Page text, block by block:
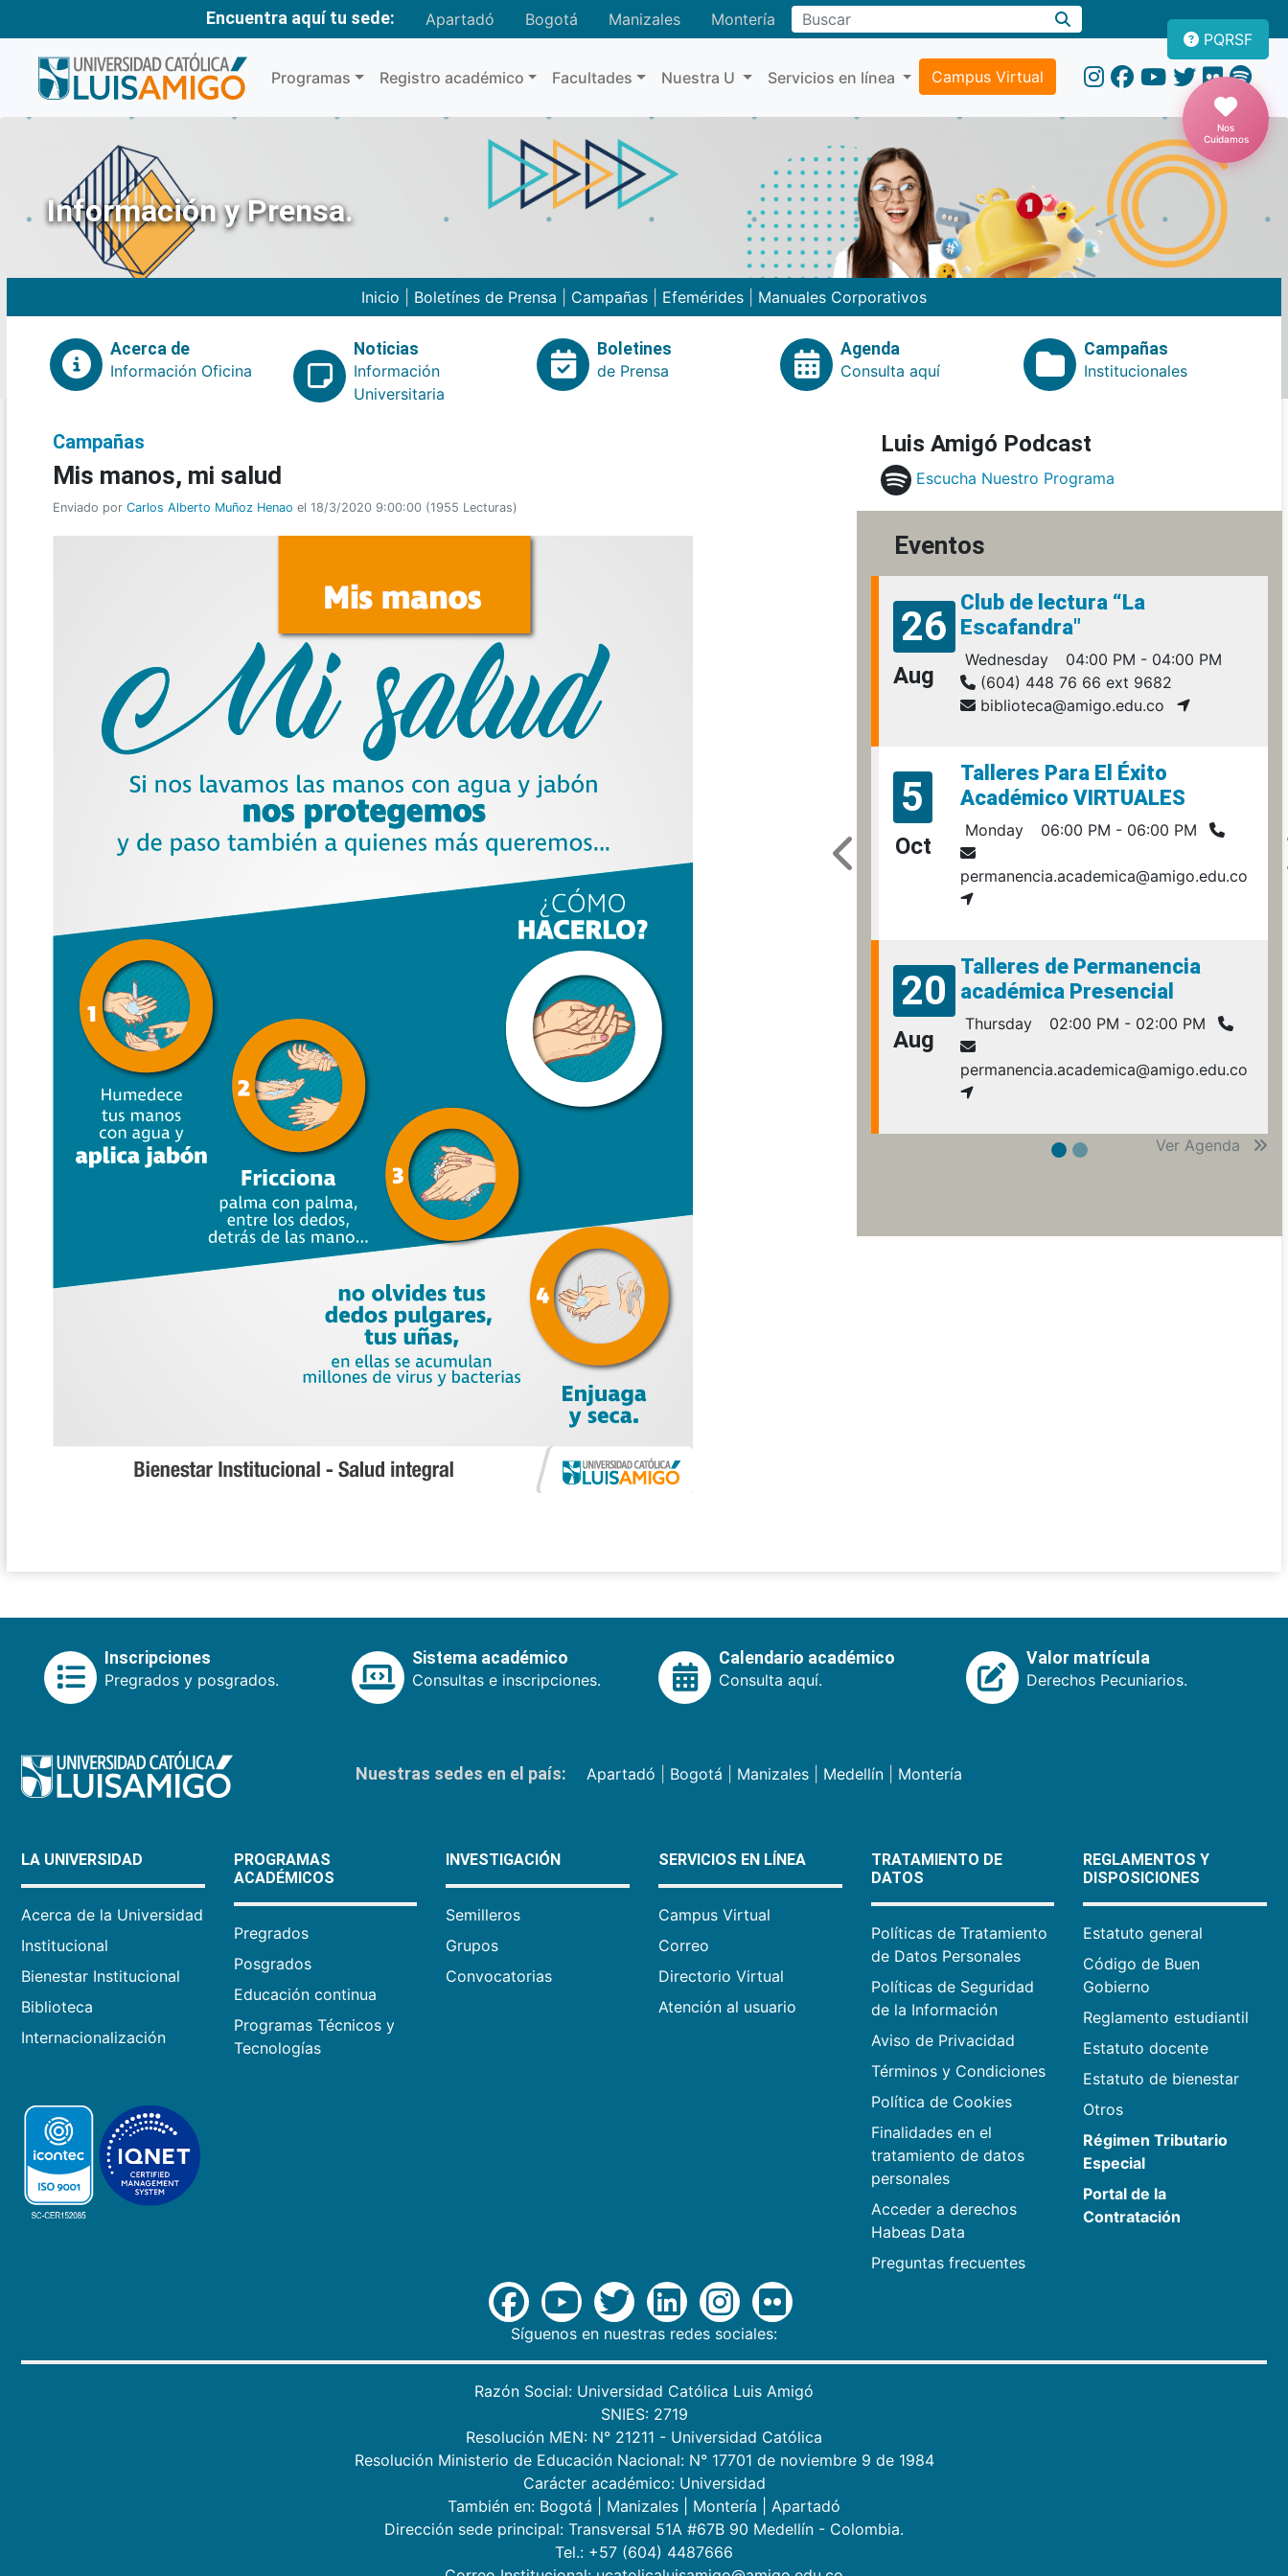
Encuentra aquí tu sede: Apartadó Bogotá Manizales MonteríaBuscar
Programas Registro académico Facultades Nuestra U Servicios en línea Campus Virtual
PQRSF
Nos
Cuidamos
Información y Prensa.
Inicio Boletínes de Prensa Campañas Efemérides Manuales Corporativos
Acerca de
Información Oficina
Noticias
Información
Universitaria
Boletines
de Prensa
Agenda
Consulta aquí
Campañas
Institucionales
Campañas
Mis manos, mi salud
Enviado por Carlos Alberto Muñoz Henao el 18/3/2020 9:00:00 (1955 Lecturas)
Luis Amigó Podcast
Escucha Nuestro Programa
Eventos
26
Aug
Club de lectura “La
Escafandra"
Wednesday
04:00 PM - 04:00 PM
(604) 448 76 66 ext 9682
biblioteca@amigo.edu.co
5
Oct
Talleres Para El Éxito
Académico VIRTUALES
Monday 06:00 PM - 06:00 PM
permanencia.academica@amigo.edu.co
20
Aug
Talleres de Permanencia
académica Presencial
Thursday 02:00 PM - 02:00 PM
permanencia.academica@amigo.edu.co
Ver Agenda
Inscripciones
Pregrados y posgrados.
Sistema académico
Consultas e inscripciones.
Calendario académico
Consulta aquí.
Valor matrícula
Derechos Pecuniarios.
Nuestras sedes en el país: Apartadó Bogotá Manizales| Medellín| Montería
LA UNIVERSIDAD
Acerca de la Universidad
Institucional
Bienestar Institucional
Biblioteca
Internacionalización
PROGRAMAS
ACADÉMICOS
Pregrados
Posgrados
Educación continua
Programas Técnicos y
Tecnologías
INVESTIGACIÓN
Semilleros
Grupos
Convocatorias
SERVICIOS EN LÍNEA
Campus Virtual
Correo
Directorio Virtual
Atención al usuario
TRATAMIENTO DE
DATOS
Políticas de Tratamiento
de Datos Personales
Políticas de Seguridad
de la Información
Aviso de Privacidad
Términos y Condiciones
Política de Cookies
Finalidades en el
tratamiento de datos
personales
Acceder a derechos
Habeas Data
Preguntas frecuentes
REGLAMENTOS Y
DISPOSICIONES
Estatuto general
Código de Buen
Gobierno
Reglamento estudiantil
Estatuto docente
Estatuto de bienestar
Otros
Régimen Tributario
Especial
Portal de la
Contratación
Síguenos en nuestras redes sociales:
Razón Social: Universidad Católica Luis Amigó
SNIES: 2719
Resolución MEN: N° 21211 - Universidad Católica
Resolución Ministerio de Educación Nacional: N° 17701 de noviembre 9 de 1984
Carácter académico: Universidad
También en: Bogotá Manizales Montería
Apartadó
Dirección sede principal: Transversal 51A #67B 90 Medellín - Colombia.
Tel.: +57 (604) 4487666